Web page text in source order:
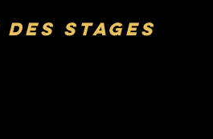
stages